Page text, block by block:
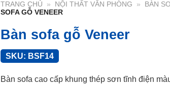
TRANG CHỦ » NỘI THẤT VĂN PHÒNG » BÀN
SOFA GỖ VENEER
Bàn sofa gỗ Veneer
SKU: BSF14
Bàn sofa cao cấp khung thép sơn tĩnh điện